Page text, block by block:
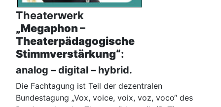
Theaterwerk
„Megaphon –
Theaterpädagogische
Stimmverstärkung“:
analog – digital – hybrid.
Die Fachtagung ist Teil der dezentralen
Bundestagung „Vox, voice, voix, voz, voco“ des